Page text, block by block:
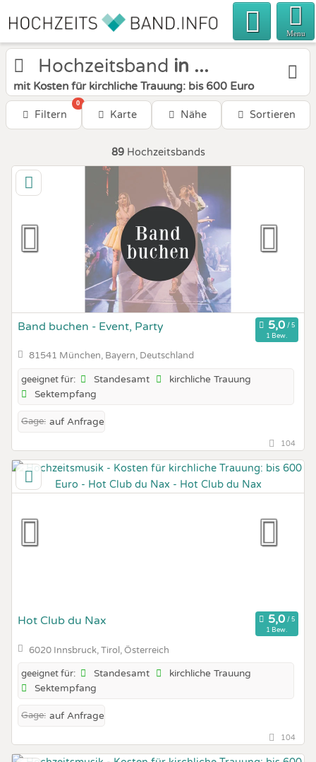
Menu
Hochzeitsband in ...
mit Kosten für kirchliche Trauung: bis 600 Euro
Filtern
0
Karte Nähe Sortieren
89Hochzeitsbands
Band buchen - Event, Party
1 Bew.
81541 München, Bayern, Deutschland
geeignet für: Standesamt
kirchliche Trauung
Sektempfang
Gage: auf Anfrage
104
Hot Club du Nax
1 Bew.
6020 Innsbruck, Tirol, Österreich
geeignet für: Standesamt
kirchliche Trauung
Sektempfang
Gage: auf Anfrage
104